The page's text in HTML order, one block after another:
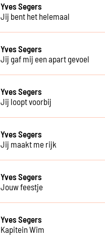
Yves Segers
Jij bent het helemaal
Yves Segers
Jij gaf mij een apart gevoel
Yves Segers
Jij loopt voorbij
Yves Segers
Jij maakt me rijk
Yves Segers
Jouw feestje
Yves Segers
Kapitein Wim